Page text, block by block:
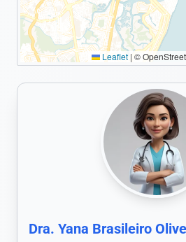
Leaflet | ©
Dra. Yana Brasileiro